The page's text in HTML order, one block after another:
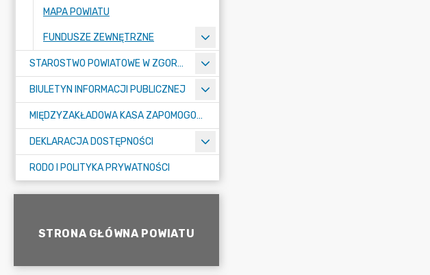
MAPA POWIATU
FUNDUSZE ZEWNĘTRZNE
STAROSTWO POWIATOWE W ZGORZELCU
BIULETYN INFORMACJI PUBLICZNEJ
MIĘDZYZAKŁADOWA KASA ZAPOMOGOWO-POŻYCZKOWA
DEKLARACJA DOSTĘPNOŚCI
RODO I POLITYKA PRYWATNOŚCI
STRONA GŁÓWNA POWIATU